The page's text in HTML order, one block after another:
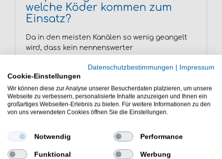
welche Köder kommen zum
Einsatz?
Da in den meisten Kanälen so wenig geangelt
wird, dass kein nennenswerter
zu erwarten, dass die Karpfen bereits
Erfahrungen mit Boilies gemacht haben. Für
jeden, der das Karpfenangeln im Kanal angehen
möchte, bedeutet das, dass neben Boilies auch
andere Köder in Betracht gezogen werden
an nahezu allen Gewässern, ist kostengünstig
und sollte in den Planungen für eine Kanal-
Session nie fehlen. Er dient sowohl als Futter,
Datenschutzbestimmungen | Impressum
Cookie-Einstellungen
Wir können diese zur Analyse unserer Besucherdaten platzieren, um unsere
Webseite zu verbessern, personalisierte Inhalte anzuzeigen und Ihnen ein
großartiges Webseiten-Erlebnis zu bieten. Für weitere Informationen zu den
von uns verwendeten Cookies öffnen Sie die Einstellungen.
Notwendig Performance
Funktional Werbung